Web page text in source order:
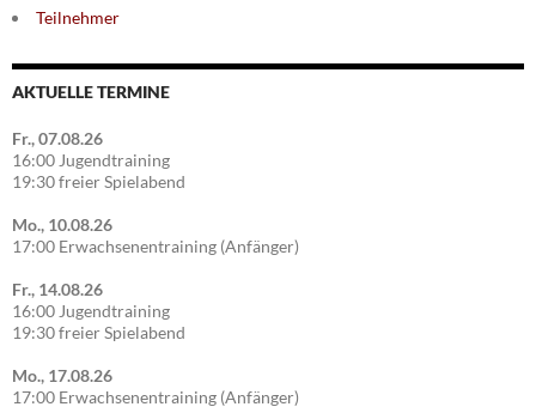
Teilnehmer
AKTUELLE TERMINE
Fr., 07.08.26
16:00 Jugendtraining
19:30 freier Spielabend
Mo., 10.08.26
17:00 Erwachsenentraining (Anfänger)
Fr., 14.08.26
16:00 Jugendtraining
19:30 freier Spielabend
Mo., 17.08.26
17:00 Erwachsenentraining (Anfänger)